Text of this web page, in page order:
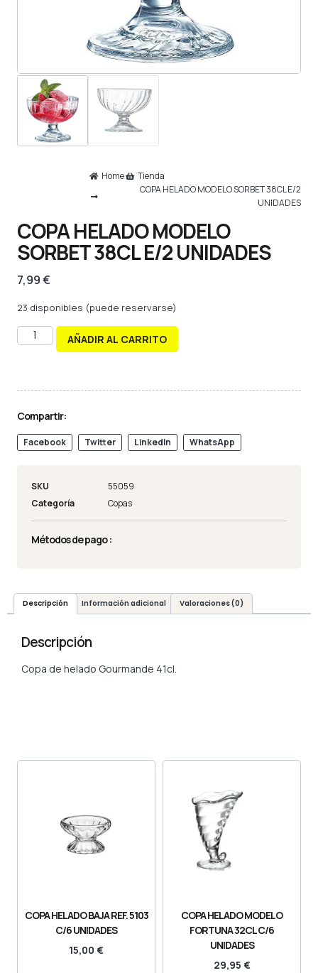
Home
Tienda
COPA HELADO MODELO SORBET 38CL E/2
UNIDADES
COPA HELADO MODELO
SORBET 38CL E/2 UNIDADES
7,99€
23 disponibles (puede reservarse)
AÑADIR AL CARRITO
Compartir:
Facebook Twitter LinkedIn WhatsApp
SKU
55059
Categoría
Copas
Métodos de pago :
Descripción Información adicional Valoraciones (0)
Descripción
Copa de helado Gourmande 41cl.
COPA HELADO BAJA REF. 5103
C/6 UNIDADES
15,00 €
COPA HELADO MODELO
FORTUNA 32CL C/6
UNIDADES
29,95 €